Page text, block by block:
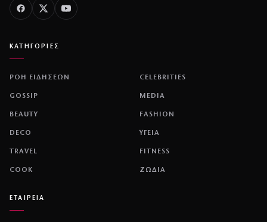
ΚΑΤΗΓΟΡΙΕΣ
ΡΟΗ ΕΙΔΗΣΕΩΝ CELEBRITIES
GOSSIP MEDIA
BEAUTY FASHION
DECO ΥΓΕΙΑ
TRAVEL FITNESS
COOK ΖΩΔΙΑ
ΕΤΑΙΡΕΙΑ